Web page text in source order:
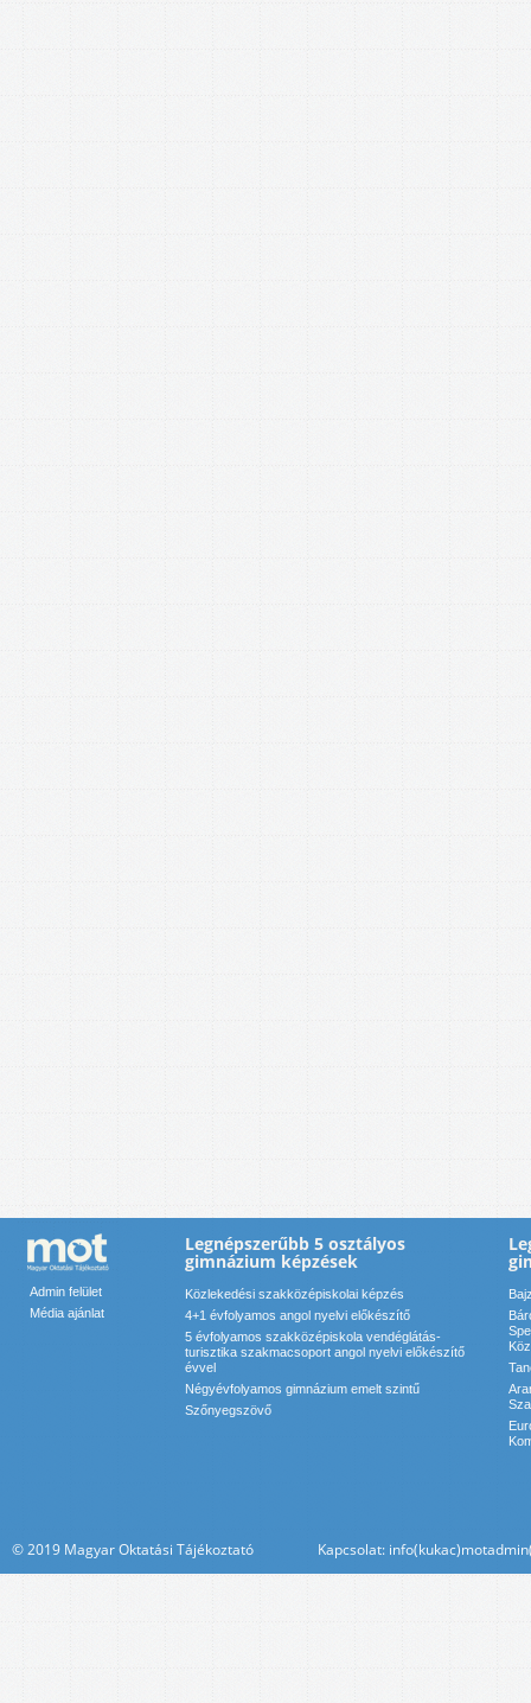
Admin felület
Média ajánlat
Legnépszerűbb 5 osztályos
gimnázium képzések
Közlekedési szakközépiskolai képzés
4+1 évfolyamos angol nyelvi előkészítő
5 évfolyamos szakközépiskola vendéglátás-
turisztika szakmacsoport angol nyelvi előkészítő
évvel
Négyévfolyamos gimnázium emelt szintű
Szőnyegszövő
© 2019 Magyar Oktatási Tájékoztató Kapcsolat: